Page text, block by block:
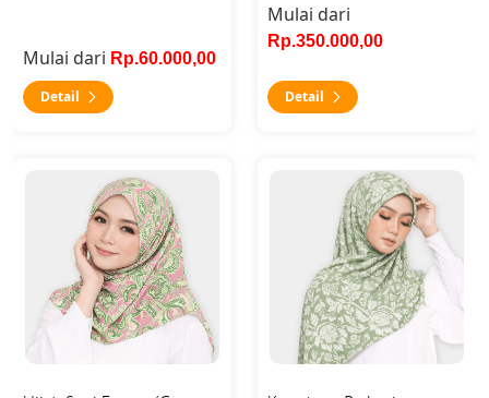
Mulai dari Rp.60.000,00
Detail
Mulai dari
Rp.350.000,00
Detail
Detail Hijab Segi Empat (Custom Print)Detail Kerudung